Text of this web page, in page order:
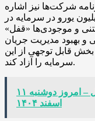
شرکت‌ها نیز اشاره
تخمین زده در اروپا حدود 1.3 تریلیون یورو در سرمایه در
و موجودی‌ها «قفل»
بهبود مدیریت جریان
بخش قابل توجهی از این
سرمایه را آزاد کند.
قیمت ارزهای دیجیتال – امروز دوشنبه ۱۱
اسفند ۱۴۰۴